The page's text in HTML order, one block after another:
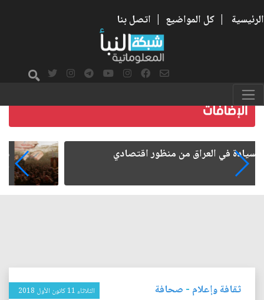
الرئيسية | كل المواضيع | اتصل بنا
ما بعد الأربعين.. كيف اتسعت الزيارة من هويتها
ثقافة وإعلام - صحافة الثلاثاء 11 كانون الأول 2018